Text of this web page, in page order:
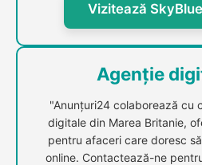
Vizitează
Agenție
"Anunțuri24 colaborează cu
digitale din Marea Britanie,
pentru afaceri care doresc
online. Contactează-ne